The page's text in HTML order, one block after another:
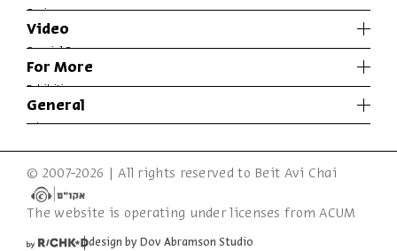
Series
Past Programs
Video
Special Programs
Music
For More
Exhibitions
Articles
General
Accessibility Declaration
Terms of Usage & Privacy
© 2007-2026 | All rights reserved to Beit Avi Chai
The website is operating under licenses from ACUM
design by Dov Abramson Studio